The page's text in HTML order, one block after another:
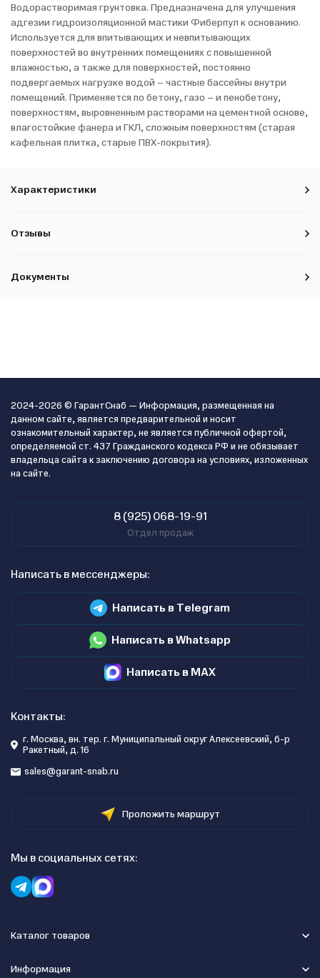
Водорастворимая грунтовка. Предназначена для улучшения
адгезии гидроизоляционной мастики Фиберпул к основанию.
Используется для впитывающих и невпитывающих
поверхностей во внутренних помещениях с повышенной
влажностью, а также для поверхностей, постоянно
подвергаемых нагрузке водой – частные бассейны внутри
помещений. Применяется по бетону, газо – и пенобетону,
поверхностям, выровненным растворами на цементной основе,
влагостойкие фанера и ГКЛ, сложным поверхностям (старая
кафельная плитка, старые ПВХ-покрытия).
Характеристики
Отзывы
Документы
2024-2026 © ГарантСнаб — Информация, размещенная на
данном сайте, является предварительной и носит
ознакомительный характер, не является публичной офертой,
определяемой ст. 437 Гражданского кодекса РФ и не обязывает
владельца сайта к заключению договора на условиях, изложенных
на сайте.
8 (925) 068-19-91
Отдел продаж
Написать в мессенджеры:
Написать в Telegram
Написать в Whatsapp
Написать в MAX
Контакты:
г. Москва, вн. тер. г. Муниципальный округ Алексеевский, б-р
Ракетный, д. 16
sales@garant-snab.ru
Проложить маршрут
Мы в социальных сетях:
Каталог товаров
Информация